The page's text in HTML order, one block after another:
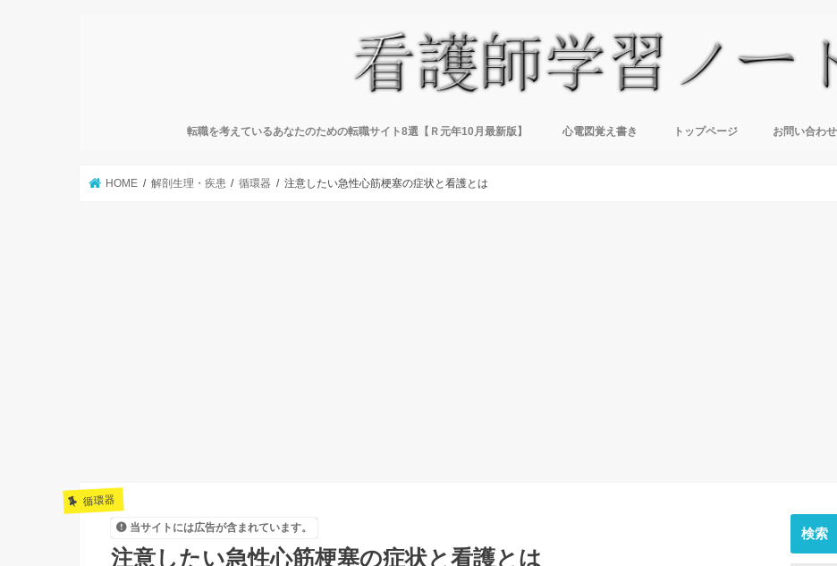
転職を考えているあなたのための転職サイト8選【Ｒ元年10月最新版】 心電図覚え書き トップページ お問い合わせ
HOME 解剖生理・疾患 循環器 注意したい急性心筋梗塞の症状と看護とは
循環器
当サイトには広告が含まれています。
注意したい急性心筋梗塞の症状と看護とは
検索